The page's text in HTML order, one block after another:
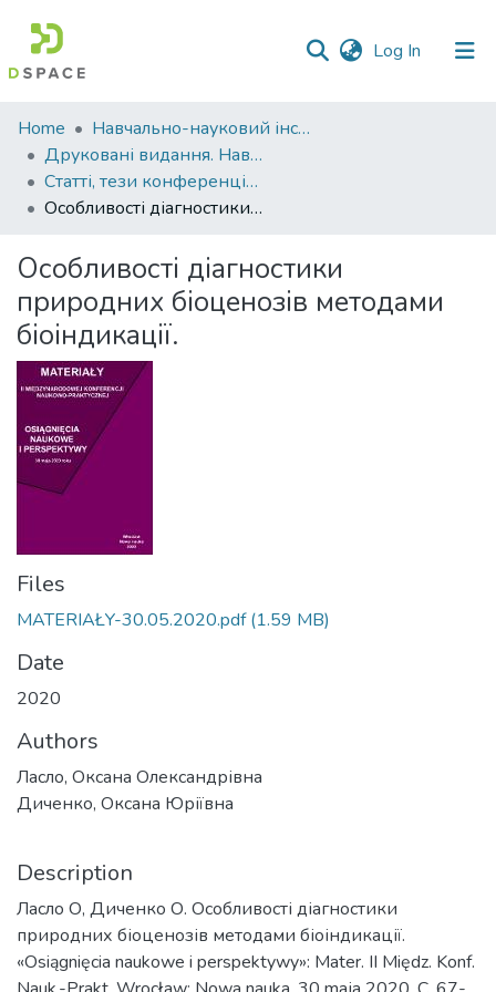
Log In (current)
Communities
&
Collections
Statistics
Home
Навчально-науковий інститут агротехнологій, селекції та екології
Друковані видання. Навчально-науковий інститут агротехнологій, селекції та екології
Статті, тези конференцій. Навчально-науковий інститут агротехнологій, селекції та екології
Особливості діагностики природних біоценозів методами біоіндикації.
Особливості діагностики
природних біоценозів методами
біоіндикації.
Files
MATERIAŁY-30.05.2020.pdf(1.59 MB)
Date
2020
Authors
Ласло, Оксана Олександрівна
Диченко, Оксана Юріївна
Description
Ласло О, Диченко О. Особливості діагностики
природних біоценозів методами біоіндикації.
«Оsiągnięcia naukowe i perspektywy»: Mater. II Międz. Konf.